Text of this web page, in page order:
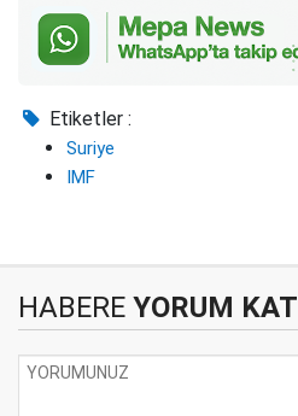
Etiketler :
Suriye
IMF
HABERE YORUM KAT